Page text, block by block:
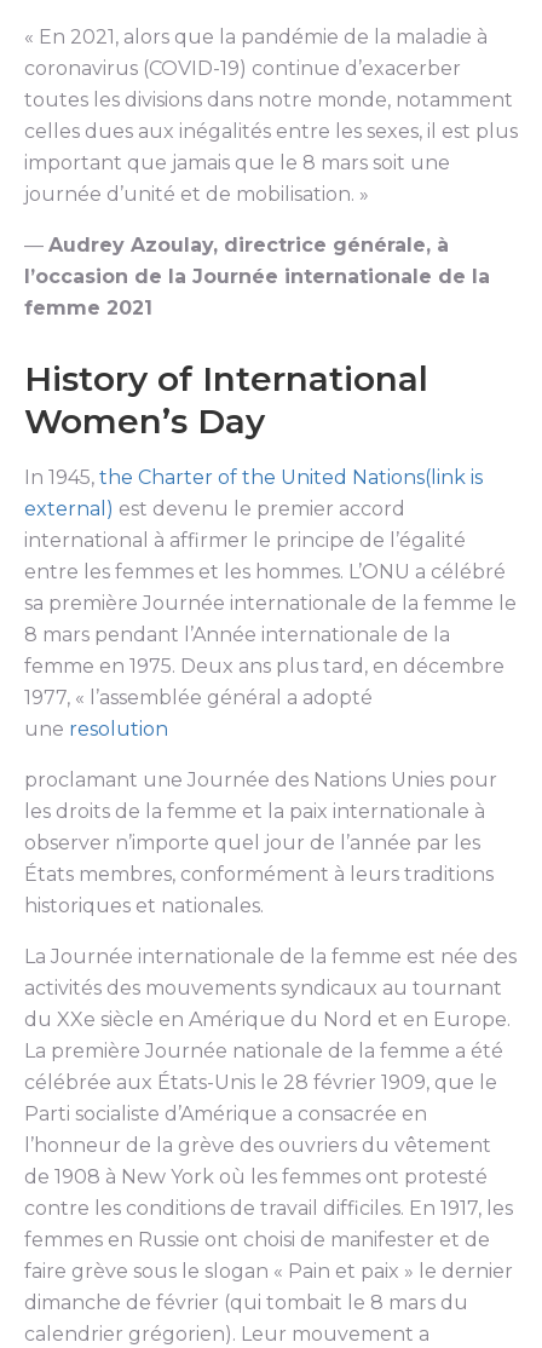
« En 2021, alors que la pandémie de la maladie à
coronavirus (COVID-19) continue d’exacerber
toutes les divisions dans notre monde, notamment
celles dues aux inégalités entre les sexes, il est plus
important que jamais que le 8 mars soit une
journée d’unité et de mobilisation. »
— Audrey Azoulay, directrice générale, à
l’occasion de la Journée internationale de la
femme 2021
History of International
Women’s Day
In 1945, the Charter of the United Nations(link is
external) est devenu le premier accord
international à affirmer le principe de l’égalité
entre les femmes et les hommes. L’ONU a célébré
sa première Journée internationale de la femme le
8 mars pendant l’Année internationale de la
femme en 1975. Deux ans plus tard, en décembre
1977, « l’assemblée général a adopté
une resolution
proclamant une Journée des Nations Unies pour
les droits de la femme et la paix internationale à
observer n’importe quel jour de l’année par les
États membres, conformément à leurs traditions
historiques et nationales.
La Journée internationale de la femme est née des
activités des mouvements syndicaux au tournant
du XXe siècle en Amérique du Nord et en Europe.
La première Journée nationale de la femme a été
célébrée aux États-Unis le 28 février 1909, que le
Parti socialiste d’Amérique a consacrée en
l’honneur de la grève des ouvriers du vêtement
de 1908 à New York où les femmes ont protesté
contre les conditions de travail difficiles. En 1917, les
femmes en Russie ont choisi de manifester et de
faire grève sous le slogan « Pain et paix » le dernier
dimanche de février (qui tombait le 8 mars du
calendrier grégorien). Leur mouvement a